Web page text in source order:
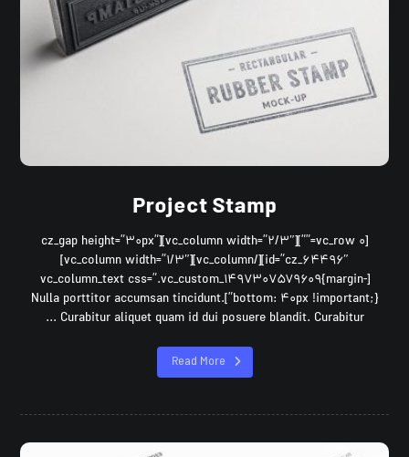
Project Stamp
[vc_row ۰=””][vc_column width=”۲/۳″][cz_gap height=”۳۰px”
id=”cz_۶۴۴۹۶″][/vc_column][vc_column width=”۱/۳″]
[vc_column_text css=”.vc_custom_۱۴۹۷۳۰۷۵۷۹۶۰۹{margin-
bottom: ۴۰px !important;}”]Nulla porttitor accumsan tincidunt.
Curabitur aliquet quam id dui posuere blandit. Curabitur ...
Read More